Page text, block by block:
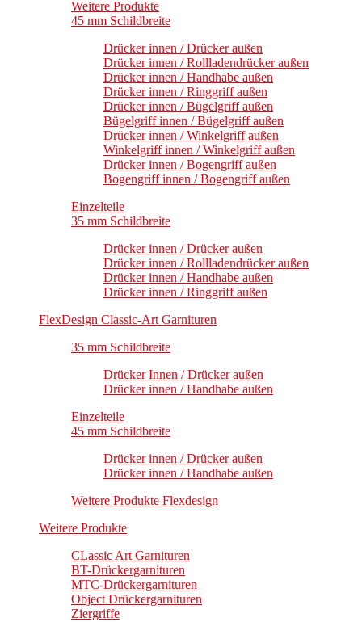
Weitere Produkte
45 mm Schildbreite
Drücker innen / Drücker außen
Drücker innen / Rollladendrücker außen
Drücker innen / Handhabe außen
Drücker innen / Ringgriff außen
Drücker innen / Bügelgriff außen
Bügelgriff innen / Bügelgriff außen
Drücker innen / Winkelgriff außen
Winkelgriff innen / Winkelgriff außen
Drücker innen / Bogengriff außen
Bogengriff innen / Bogengriff außen
Einzelteile
35 mm Schildbreite
Drücker innen / Drücker außen
Drücker innen / Rollladendrücker außen
Drücker innen / Handhabe außen
Drücker innen / Ringgriff außen
FlexDesign Classic-Art Garnituren
35 mm Schildbreite
Drücker Innen / Drücker außen
Drücker innen / Handhabe außen
Einzelteile
45 mm Schildbreite
Drücker innen / Drücker außen
Drücker innen / Handhabe außen
Weitere Produkte Flexdesign
Weitere Produkte
CLassic Art Garnituren
BT-Drückergarnituren
MTC-Drückergarnituren
Object Drückergarnituren
Ziergriffe